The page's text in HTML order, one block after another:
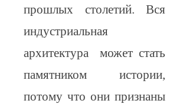
прошлых столетий. Вся
индустриальная
архитектура может стать
памятником истории,
потому что они признаны